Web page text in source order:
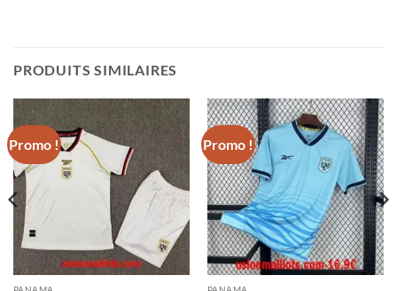
PRODUITS SIMILAIRES
Promo ! Promo !